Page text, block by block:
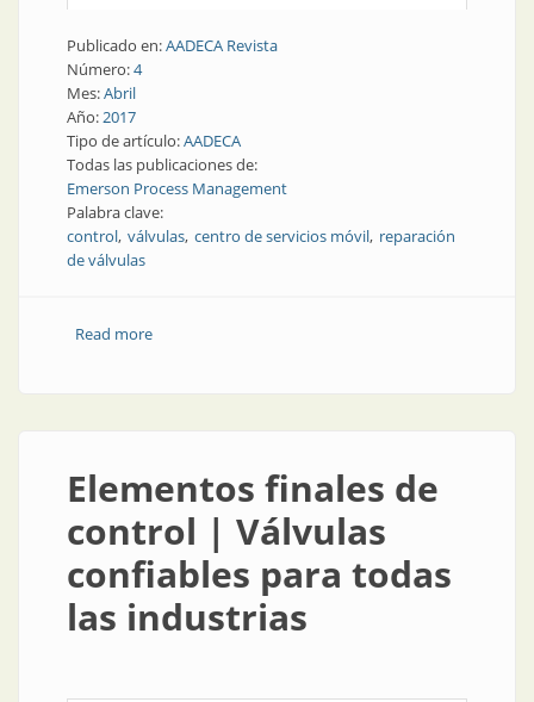
Publicado en:AADECA Revista
Número:4
Mes:Abril
Año:2017
Tipo de artículo:AADECA
Todas las publicaciones de:
Emerson Process Management
Palabra clave:
control válvulas centro de servicios móvil reparación
de válvulas
Read moreabout Elementos finales de control | Nuevo centro
Elementos finales de
control | Válvulas
confiables para todas
las industrias